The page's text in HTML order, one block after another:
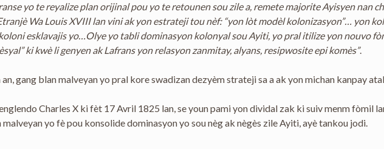
yo te reyalize plan orijinal pou yo te retounen sou zile a, remete majorite Ayisyen nan
Wa Louis XVIII lan vini ak yon estrateji tou nèf: “yon lòt modèl kolonizasyon”… yon
esklavajis yo…Olye yo tabli dominasyon kolonyal sou Ayiti, yo pral itilize yon nouvo
ki kwè li genyen ak Lafrans yon relasyon zanmitay, alyans, resipwosite epi komès”.
gang blan malveyan yo pral kore swadizan dezyèm strateji sa a ak yon michan kanpay
Charles X ki fèt 17 Avril 1825 lan, se youn pami yon dividal zak ki suiv menm fòmil
yo fè pou konsolide dominasyon yo sou nèg ak nègès zile Ayiti, ayè tankou jodi.